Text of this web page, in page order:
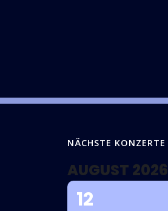
NÄCHSTE KONZERTE
AUGUST 2026
12